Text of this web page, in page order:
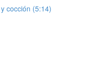
cocción (5:14)